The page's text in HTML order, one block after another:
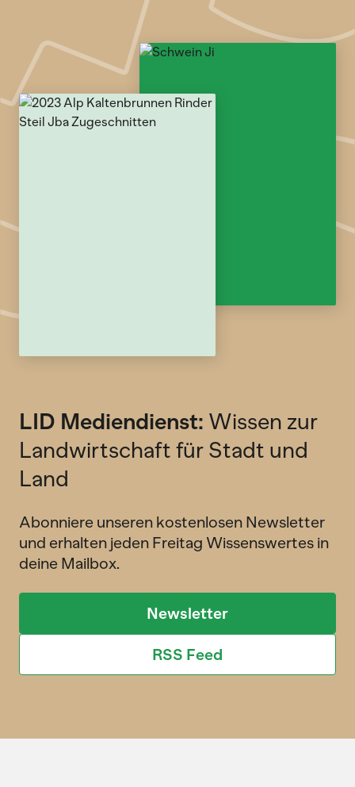
LID Mediendienst: Wissen zur
Landwirtschaft für Stadt und
Land
Abonniere unseren kostenlosen Newsletter
und erhalten jeden Freitag Wissenswertes in
deine Mailbox.
Newsletter
RSS Feed